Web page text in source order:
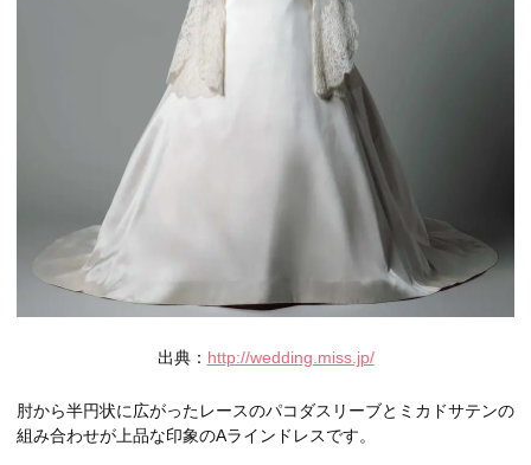
出典： http://wedding.miss.jp/
肘から半円状に広がったレースのパコダスリーブとミカドサテンの
組み合わせが上品な印象のAラインドレスです。